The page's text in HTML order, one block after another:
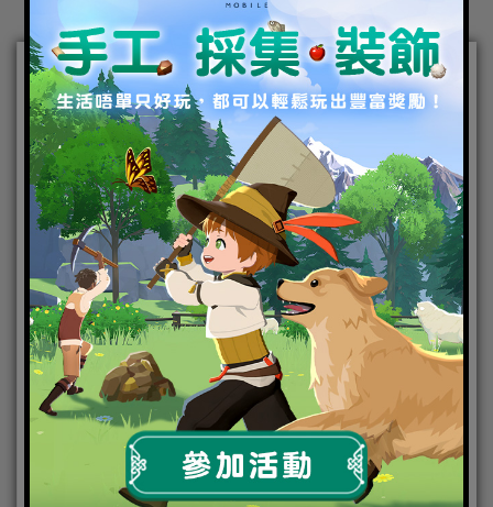
『最HIT消息（內附
APK）』上架1個月30萬DL
突破！《FAIRY TAIL 極・
魔法亂舞》公開記念活動
2015-12-29|Android,IOS,手機遊戲 FAIRY TAIL,妖精的
尾巴 ,記念活動